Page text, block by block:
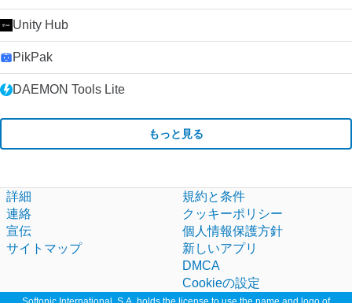
Unity Hub
PikPak
DAEMON Tools Lite
もっと見る
詳細
連絡
宣伝
サイトマップ
規約と条件
クッキーポリシー
個人情報保護方針
新しいアプリ
DMCA
Cookieの設定